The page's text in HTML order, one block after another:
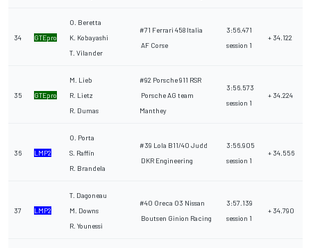
34 GTEpro
O. Beretta
K. Kobayashi
T. Vilander
#71 Ferrari 458 Italia
AF Corse
3:56.471
session 1
+ 34.122
35 GTEpro
M. Lieb
R. Lietz
R. Dumas
#92 Porsche 911 RSR
Porsche AG team
Manthey
3:56.573
session 1
+ 34.224
36 LMP2
O. Porta
S. Raffin
R. Brandela
#39 Lola B11/40 Judd
DKR Engineering
3:56.905
session 1
+ 34.556
37 LMP2
T. Dagoneau
M. Downs
R. Younessi
#40 Oreca 03 Nissan
Boutsen Ginion Racing
3:57.139
session 1
+ 34.790